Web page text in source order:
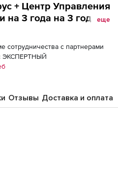
+ Центр Управления
3 года на 3 года
еще
сотрудничества с партнерами
ЭКСПЕРТНЫЙ
Отзывы Доставка и оплата